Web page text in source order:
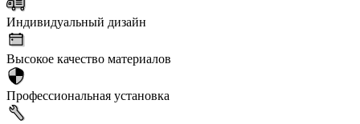
Индивидуальный дизайн
Высокое качество материалов
Профессиональная установка